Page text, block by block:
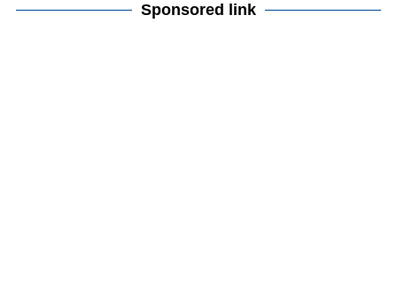
Sponsored link